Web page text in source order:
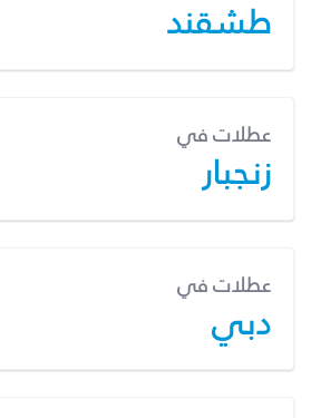
طشقند
عطلات في
زنجبار
عطلات في
دبي